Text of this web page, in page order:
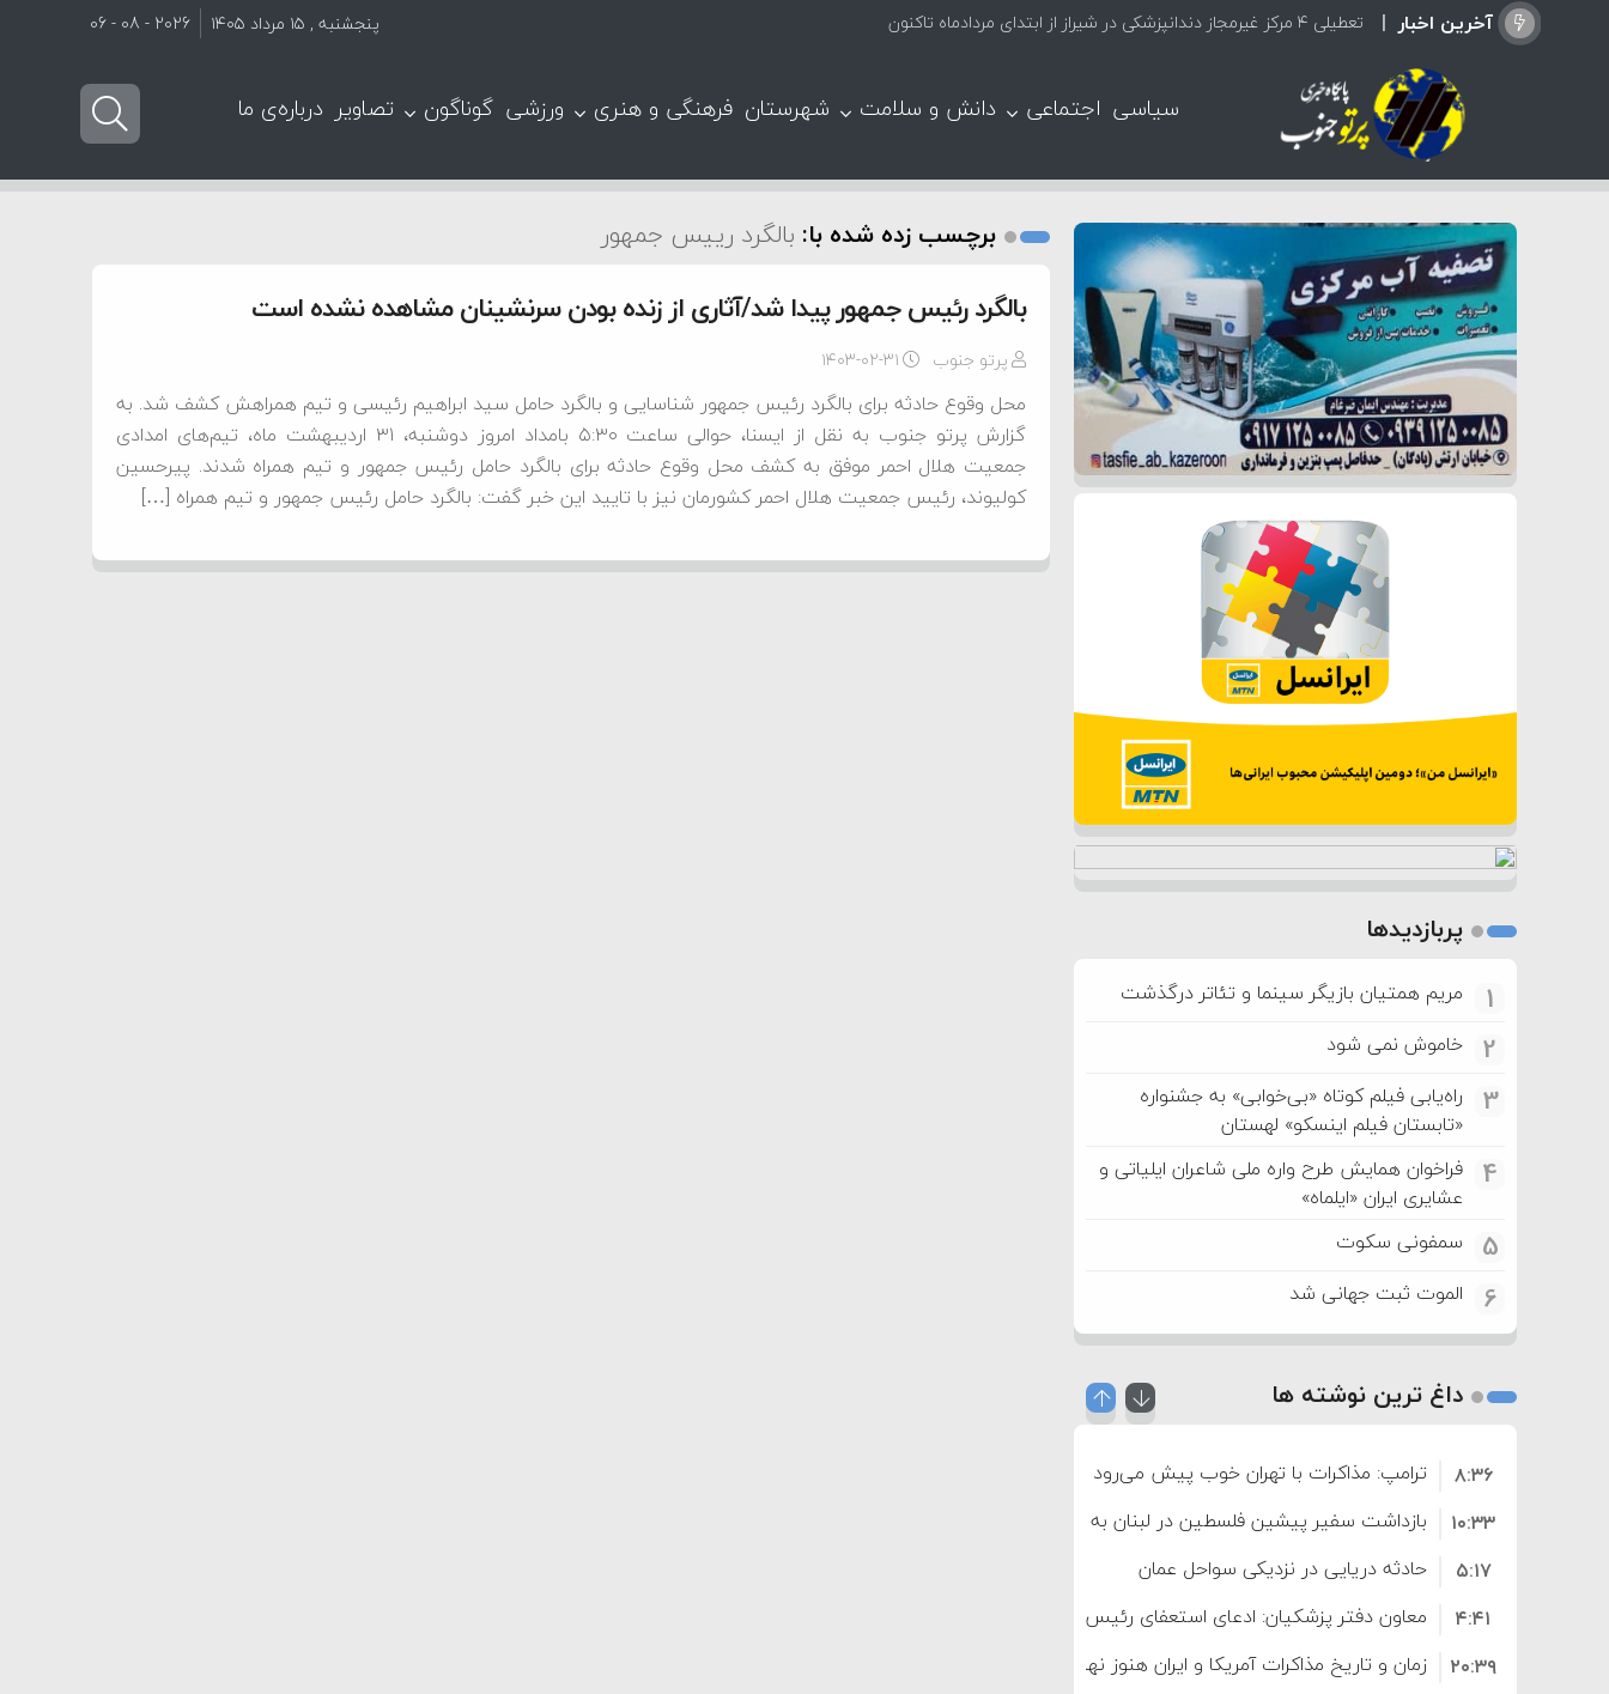
آخرین اخبار تعطیلی ۴ مرکز غیرمجاز دندانپزشکی در شیراز از ابتدای مردادماه تاکنون پنجشنبه , ۱۵ مرداد ۱۴۰۵ 2026 - 08 - 06
سیاسی اجتماعی دانش و سلامت شهرستان فرهنگی و هنری ورزشی گوناگون تصاویر درباره‌ی ما
برچسب زده شده با: بالگرد رییس جمهور
بالگرد رئیس جمهور پیدا شد/آثاری از زنده بودن سرنشینان مشاهده نشده است
پرتو جنوب ۱۴۰۳-۰۲-۳۱
محل وقوع حادثه برای بالگرد رئیس جمهور شناسایی و بالگرد حامل سید ابراهیم رئیسی و تیم همراهش کشف شد. به
گزارش پرتو جنوب به نقل از ایسنا، حوالی ساعت ۵:۳۰ بامداد امروز دوشنبه، ۳۱ اردیبهشت ماه، تیم‌های امدادی
جمعیت هلال احمر موفق به کشف محل وقوع حادثه برای بالگرد حامل رئیس جمهور و تیم همراه شدند. پیرحسین
کولیوند، رئیس جمعیت هلال احمر کشورمان نیز با تایید این خبر گفت: بالگرد حامل رئیس جمهور و تیم همراه […]
پربازدیدها
1 مریم همتیان بازیگر سینما و تئاتر درگذشت
2 خاموش نمی شود
3
راه‌یابی فیلم کوتاه «بی‌خوابی» به جشنواره
«تابستان فیلم اینسکو» لهستان
4
فراخوان همایش طرح واره ملی شاعران ایلیاتی و
عشایری ایران «ایلماه»
5 سمفونی سکوت
6 الموت ثبت جهانی شد
داغ ترین نوشته ها
ترامپ: مذاکرات با تهران خوب پیش می‌رود
۸:۳۶
بازداشت سفیر پیشین فلسطین در لبنان به اتهام فساد و اختلاس اموال
۱۰:۳۳
حادثه دریایی در نزدیکی سواحل عمان
۵:۱۷
معاون دفتر پزشکیان: ادعای استعفای رئیس‌جمهور واهی و کذب محض
است
۴:۴۱
زمان و تاریخ مذاکرات آمریکا و ایران هنوز نهایی نشده است
۲۰:۳۹